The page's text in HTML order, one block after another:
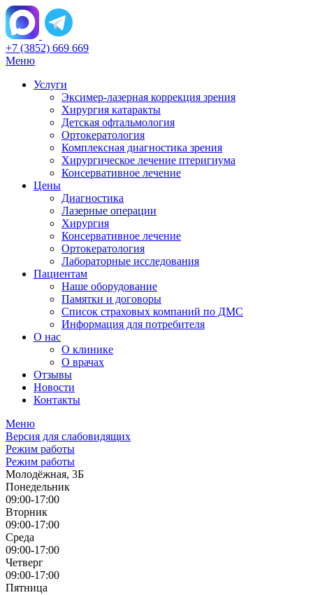
+7 (3852) 669 669
Меню
Услуги
Эксимер-лазерная коррекция зрения
Хирургия катаракты
Детская офтальмология
Ортокератология
Комплексная диагностика зрения
Хирургическое лечение птеригиума
Консервативное лечение
Цены
Диагностика
Лазерные операции
Хирургия
Консервативное лечение
Ортокератология
Лабораторные исследования
Пациентам
Наше оборудование
Памятки и договоры
Список страховых компаний по ДМС
Информация для потребителя
О нас
О клинике
О врачах
Отзывы
Новости
Контакты
Меню
Версия для слабовидящих
Режим работы
Режим работы
Молодёжная, 3Б
Понедельник
09:00-17:00
Вторник
09:00-17:00
Среда
09:00-17:00
Четверг
09:00-17:00
Пятница